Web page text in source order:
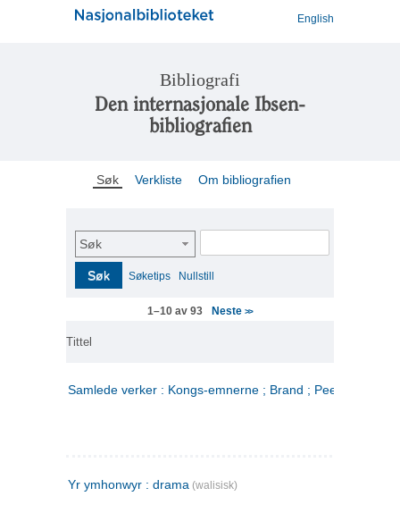
English
Bibliografi
Den internasjonale Ibsen-
bibliografien
Søk Verkliste Om bibliografien
Søk
Søk Søketips Nullstill
1–10 av 93 Neste>>
Tittel
Samlede verker : Kongs-emnerne ; Brand ; Peer Gynt. 2
Yr ymhonwyr : drama (walisisk)